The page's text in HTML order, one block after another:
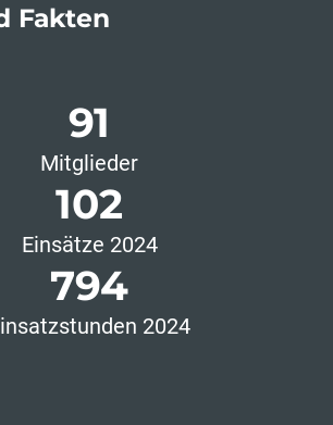
Fakten
91
Mitglieder
102
Einsätze 2024
794
2024